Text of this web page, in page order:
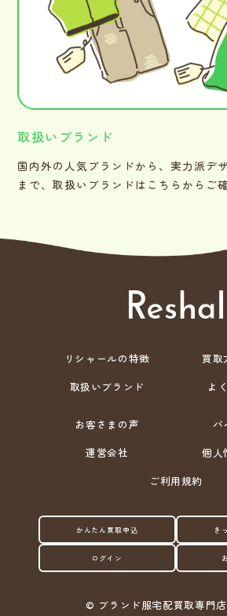
取扱いブランド
国内外の人気ブランドから、実力派デ
まで、取扱いブランドはこちらからご
リシャールの特徴
買取
取扱いブランド
よ
お客さまの声
バ
運営会社
個人
ご利用規約
かんたん買取申込 き
ログイン
© ブランド服宅配買取専門